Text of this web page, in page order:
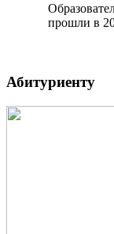
прошли в
Абитуриенту